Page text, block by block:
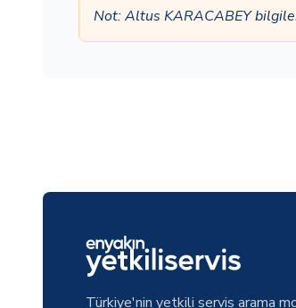
Not: Altus KARACABEY
Türkiye'nin yetkili servis arama